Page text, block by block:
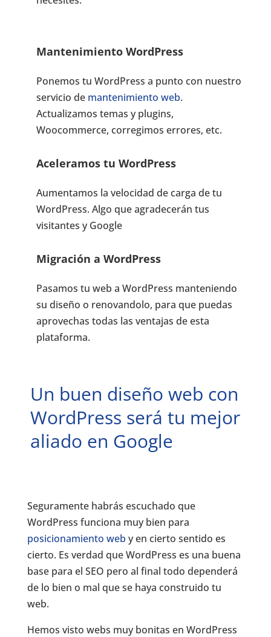
Mantenimiento WordPress
Ponemos tu WordPress a punto con nuestro
servicio de mantenimiento web.
Actualizamos temas y plugins,
Woocommerce, corregimos errores, etc.
Aceleramos tu WordPress
Aumentamos la velocidad de carga de tu
WordPress. Algo que agradecerán tus
visitantes y Google
Migración a WordPress
Pasamos tu web a WordPress manteniendo
su diseño o renovandolo, para que puedas
aprovechas todas las ventajas de esta
plataforma.
Un buen diseño web con
WordPress será tu mejor
aliado en Google
Seguramente habrás escuchado que
WordPress funciona muy bien para
posicionamiento web y en cierto sentido es
cierto. Es verdad que WordPress es una buena
base para el SEO pero al final todo dependerá
de lo bien o mal que se haya construido tu
web.
Hemos visto webs muy bonitas en WordPress